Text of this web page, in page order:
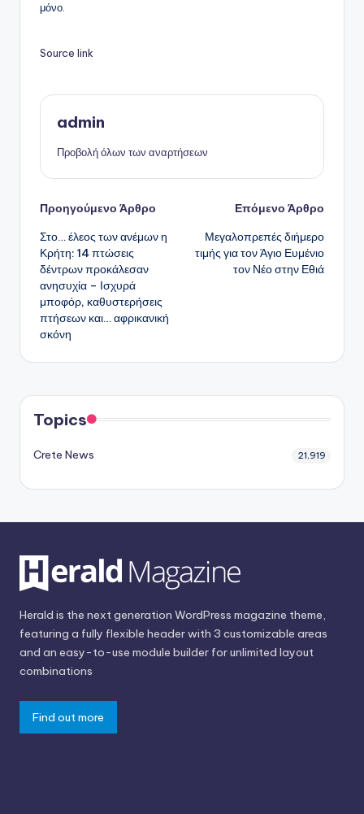
μόνο.
Source link
admin
Προβολή όλων των αναρτήσεων
Πλοήγηση
δημοσιεύσεων
Προηγούμενο Άρθρο
Στο… έλεος των ανέμων η
Κρήτη: 14 πτώσεις
δέντρων προκάλεσαν
ανησυχία – Ισχυρά
μποφόρ, καθυστερήσεις
πτήσεων και… αφρικανική
σκόνη
Επόμενο Άρθρο
Μεγαλοπρεπές διήμερο
τιμής για τον Άγιο Ευμένιο
τον Νέο στην Εθιά
Topics
Crete News 21,919
Herald is the next generation WordPress magazine theme,
featuring a fully flexible header with 3 customizable areas
and an easy-to-use module builder for unlimited layout
combinations
Find out more